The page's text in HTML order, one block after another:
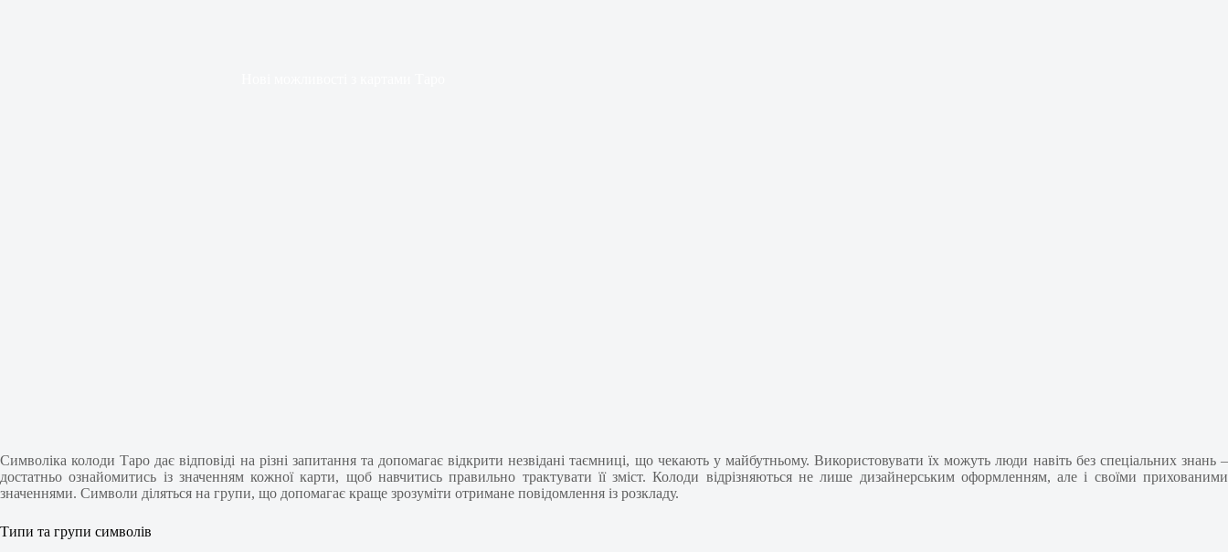
Символіка колоди Таро дає відповіді на різні запитання та допомагає відкрити незвідані таємниці, що чекають у майбутньому. Використовувати їх можуть люди навіть без спеціальних знань –
достатньо ознайомитись із значенням кожної карти, щоб навчитись правильно трактувати її зміст. Колоди відрізняються не лише дизайнерським оформленням, але і своїми прихованими
значеннями. Символи діляться на групи, що допомагає краще зрозуміти отримане повідомлення із розкладу.
Типи та групи символів